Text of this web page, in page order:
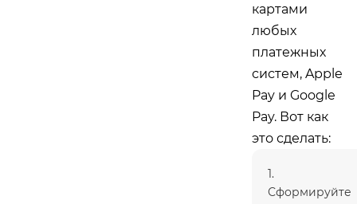
картами
любых
платежных
систем, Apple
Pay и Google
Pay. Вот как
это сделать:
1.
Сформируйте